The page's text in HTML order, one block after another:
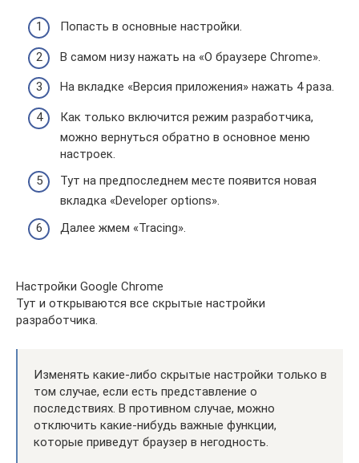
Попасть в основные настройки.
В самом низу нажать на «О браузере Chrome».
На вкладке «Версия приложения» нажать 4 раза.
Как только включится режим разработчика,
можно вернуться обратно в основное меню
настроек.
Тут на предпоследнем месте появится новая
вкладка «Developer options».
Далее жмем «Tracing».
Настройки Google Chrome
Тут и открываются все скрытые настройки
разработчика.
Изменять какие-либо скрытые настройки только в
том случае, если есть представление о
последствиях. В противном случае, можно
отключить какие-нибудь важные функции,
которые приведут браузер в негодность.